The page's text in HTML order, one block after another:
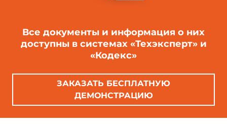
Все документы и информация о них
доступны в системах «Техэксперт» и
«Кодекс»
ЗАКАЗАТЬ БЕСПЛАТНУЮ
ДЕМОНСТРАЦИЮ